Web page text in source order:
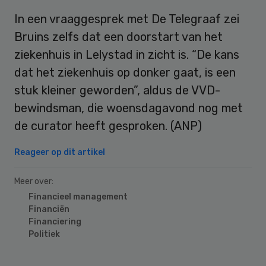
In een vraaggesprek met De Telegraaf zei
Bruins zelfs dat een doorstart van het
ziekenhuis in Lelystad in zicht is. “De kans
dat het ziekenhuis op donker gaat, is een
stuk kleiner geworden”, aldus de VVD-
bewindsman, die woensdagavond nog met
de curator heeft gesproken. (ANP)
Reageer op dit artikel
Meer over:
Financieel management
Financiën
Financiering
Politiek